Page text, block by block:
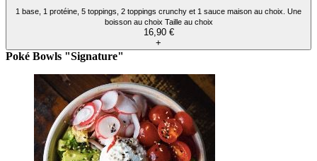
1 base, 1 protéine, 5 toppings, 2 toppings crunchy et 1 sauce maison au choix. Une
boisson au choix Taille au choix
16,90 €
+
Poké Bowls "Signature"